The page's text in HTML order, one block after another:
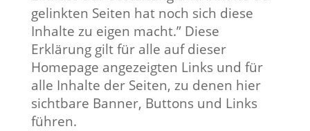
gelinkten Seiten hat noch sich diese
Inhalte zu eigen macht.” Diese
Erklärung gilt für alle auf dieser
Homepage angezeigten Links und für
alle Inhalte der Seiten, zu denen hier
sichtbare Banner, Buttons und Links
führen.